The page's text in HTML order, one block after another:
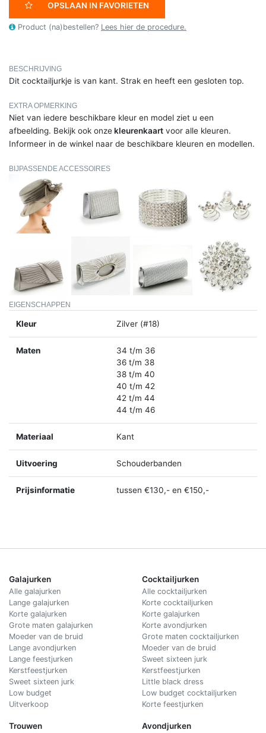
OPSLAAN IN FAVORIETEN
Product (na)bestellen? Lees hier de procedure.
BESCHRIJVING
Dit cocktailjurkje is van kant. Strak en heeft een gesloten top.
EXTRA OPMERKING
Niet van iedere beschikbare kleur en model ziet u een
afbeelding. Bekijk ook onzekleurenkaart voor alle kleuren.
Informeer in de winkel naar de beschikbare kleuren en modellen.
BIJPASSENDE ACCESSOIRES
EIGENSCHAPPEN
Kleur Zilver (#18)
Maten
34 t/m 36
36 t/m 38
38 t/m 40
40 t/m 42
42 t/m 44
44 t/m 46
Materiaal Kant
Uitvoering Schouderbanden
Prijsinformatie tussen €130,- en €150,-
Galajurken
Alle galajurken
Lange galajurken
Korte galajurken
Grote maten galajurken
Moeder van de bruid
Lange avondjurken
Lange feestjurken
Kerstfeestjurken
Sweet sixteen jurk
Low budget
Uitverkoop
Trouwen
Cocktailjurken
Alle cocktailjurken
Korte cocktailjurken
Korte galajurken
Korte avondjurken
Grote maten cocktailjurken
Moeder van de bruid
Sweet sixteen jurk
Kerstfeestjurken
Little black dress
Low budget cocktailjurken
Korte feestjurken
Avondjurken